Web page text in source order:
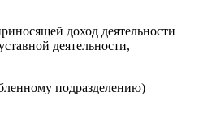
доход деятельности
деятельности,
подразделению)